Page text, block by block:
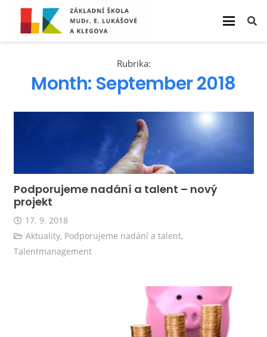
Rubrika:
Month: September 2018
Podporujeme nadání a talent – nový
projekt
17. 9. 2018
Aktuality, Podporujeme nadání a talent,
Talentmanagement